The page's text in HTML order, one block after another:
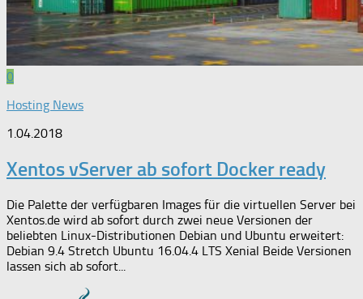
0
Hosting News
1.04.2018
Xentos vServer ab sofort Docker ready
Die Palette der verfügbaren Images für die virtuellen Server bei
Xentos.de wird ab sofort durch zwei neue Versionen der
beliebten Linux-Distributionen Debian und Ubuntu erweitert:
Debian 9.4 Stretch Ubuntu 16.04.4 LTS Xenial Beide Versionen
lassen sich ab sofort...